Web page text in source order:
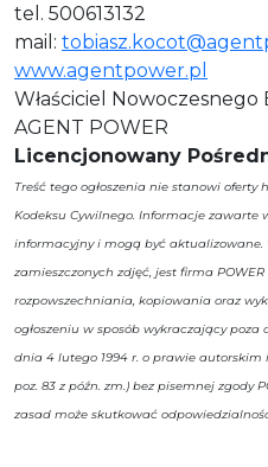
tel. 500613132
mail:
www.agentpower.pl
Właściciel
AGENT POWER
Licencjonowany
Treść tego ogłoszenia nie stanowi
Kodeksu Cywilnego. Informacje zawarte
informacyjny i mogą być aktualizowane.
zamieszczonych zdjęć, jest firma
rozpowszechniania, kopiowania oraz
ogłoszeniu w sposób wykraczający
dnia 4 lutego 1994 r. o prawie autorskim
poz. 83 z późn. zm.) bez pisemnej zgody
zasad może skutkować